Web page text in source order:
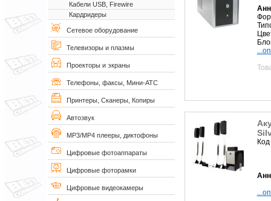
Кабели USB, Firewire
Кардридеры
Сетевое оборудование
Телевизоры и плазмы
Проекторы и экраны
Телефоны, факсы, Мини-АТС
Принтеры, Сканеры, Копиры
Автозвук
MP3/MP4 плееры, диктофоны
Цифровые фотоаппараты
Цифровые фоторамки
Цифровые видеокамеры